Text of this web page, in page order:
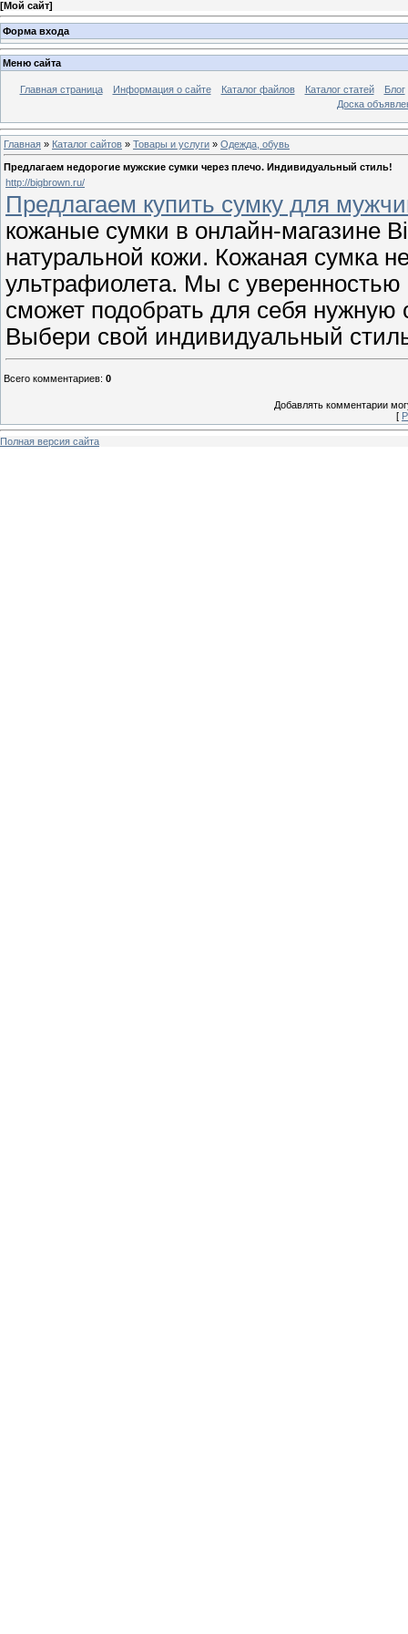
[Мой сайт]
Форма входа
Меню сайта
Главная страница Информация о сайте Каталог файлов Каталог статей
Блог
Доска
Главная » Каталог сайтов » Товары и услуги » Одежда, обувь
Предлагаем недорогие мужские сумки через плечо. Индивидуальный стиль!
http://bigbrown.ru/
Предлагаем купить сумку для
кожаные сумки в онлайн-магазине
натуральной кожи. Кожаная сумка
ультрафиолета. Мы с
сможет подобрать для себя нужную
Выбери свой индивидуальный
Всего комментариев: 0
Добавлять комментарии
[
Полная версия сайта